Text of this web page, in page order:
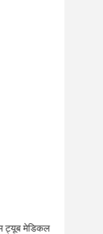
ट्यूब मेडिकल